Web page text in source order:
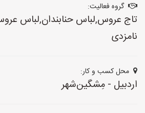
گروه فعالیت:
تاج عروس,لباس حنابندان,لباس
نامزدی
محل کسب و کار:
اردبیل - مِشگین‌شهر